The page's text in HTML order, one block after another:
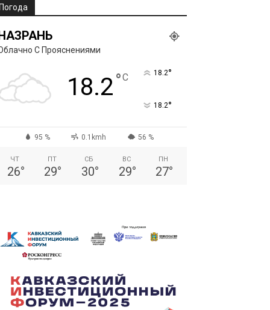
Погода
С Прояснениями
18.2°C 18.2°
18.2°
95 % 0.1kmh 56 %
ЧТ
26°
ПТ
29°
СБ
30°
ВС
29°
ПН
27°